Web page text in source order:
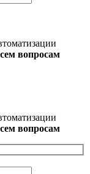
вопросам
вопросам